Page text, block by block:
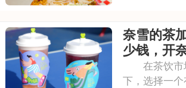
者的喜爱。
塔斯汀呢？本
斯汀加盟费
奈雪的茶
少钱，开
体需要多
在茶饮市
下，选择一